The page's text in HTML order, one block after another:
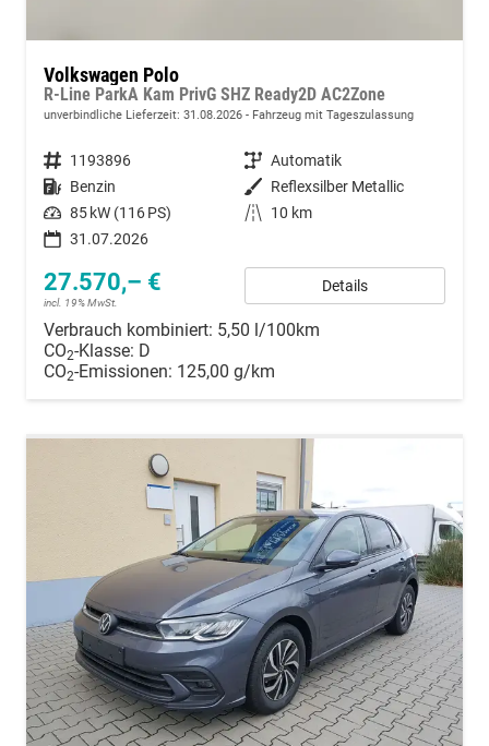
Volkswagen Polo
R-Line ParkA Kam PrivG SHZ Ready2D AC2Zone
unverbindliche Lieferzeit: 31.08.2026 Fahrzeug mit Tageszulassung
Fahrzeugnummer 1193896 Getriebe Automatik
Kraftstoff Benzin Außenfarbe Reflexsilber Metallic
Leistung 85 kW (116 PS) Kilometerstand
10 km
31.07.2026
27.570,– €
incl. 19% MwSt.
Details
Verbrauch kombiniert: 5,50 l/100km
CO2-Klasse: D
CO2-Emissionen: 125,00 g/km